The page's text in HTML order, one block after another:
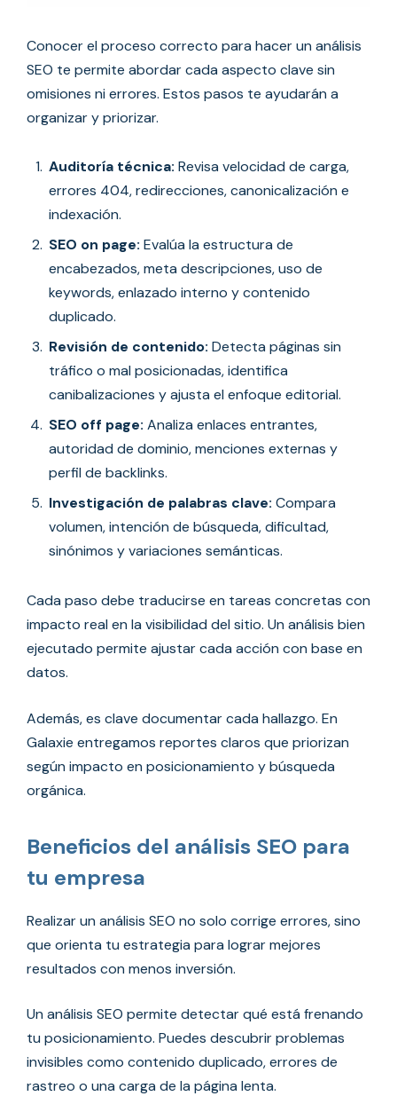
Conocer el proceso correcto para hacer un análisis
SEO te permite abordar cada aspecto clave sin
omisiones ni errores. Estos pasos te ayudarán a
organizar y priorizar.
Auditoría técnica: Revisa velocidad de carga,
errores 404, redirecciones, canonicalización e
indexación.
SEO on page: Evalúa la estructura de
encabezados, meta descripciones, uso de
keywords, enlazado interno y contenido
duplicado.
Revisión de contenido: Detecta páginas sin
tráfico o mal posicionadas, identifica
canibalizaciones y ajusta el enfoque editorial.
SEO off page: Analiza enlaces entrantes,
autoridad de dominio, menciones externas y
perfil de backlinks.
Investigación de palabras clave: Compara
volumen, intención de búsqueda, dificultad,
sinónimos y variaciones semánticas.
Cada paso debe traducirse en tareas concretas con
impacto real en la visibilidad del sitio. Un análisis bien
ejecutado permite ajustar cada acción con base en
datos.
Además, es clave documentar cada hallazgo. En
Galaxie entregamos reportes claros que priorizan
según impacto en posicionamiento y búsqueda
orgánica.
Beneficios del análisis SEO para
tu empresa
Realizar un análisis SEO no solo corrige errores, sino
que orienta tu estrategia para lograr mejores
resultados con menos inversión.
Un análisis SEO permite detectar qué está frenando
tu posicionamiento. Puedes descubrir problemas
invisibles como contenido duplicado, errores de
rastreo o una carga de la página lenta.